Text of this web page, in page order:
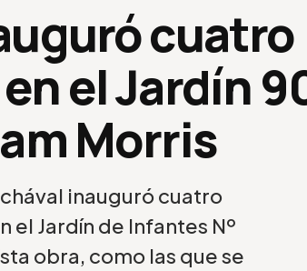
cuatro
el Jardín
Morris
inauguró cuatro
el Jardín de Infantes Nº
obra, como las que se